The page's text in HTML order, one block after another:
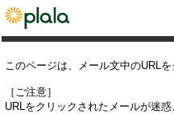
このページは、メール文中のURL
［ご注意］
URLをクリックされたメールが迷